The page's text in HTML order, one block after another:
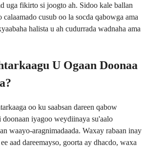
uga fikirto si joogto ah. Sidoo kale ballan
calaamado cusub oo la socda qabowga ama
halista u ah cudurrada wadnaha ama
U Ogaan Doonaa
oo ku saabsan dareen qabow
doonaan iyagoo weydiinaya su'aalo
waayo-aragnimadaada. Waxay rabaan inay
aad dareemayso, goorta ay dhacdo, waxa